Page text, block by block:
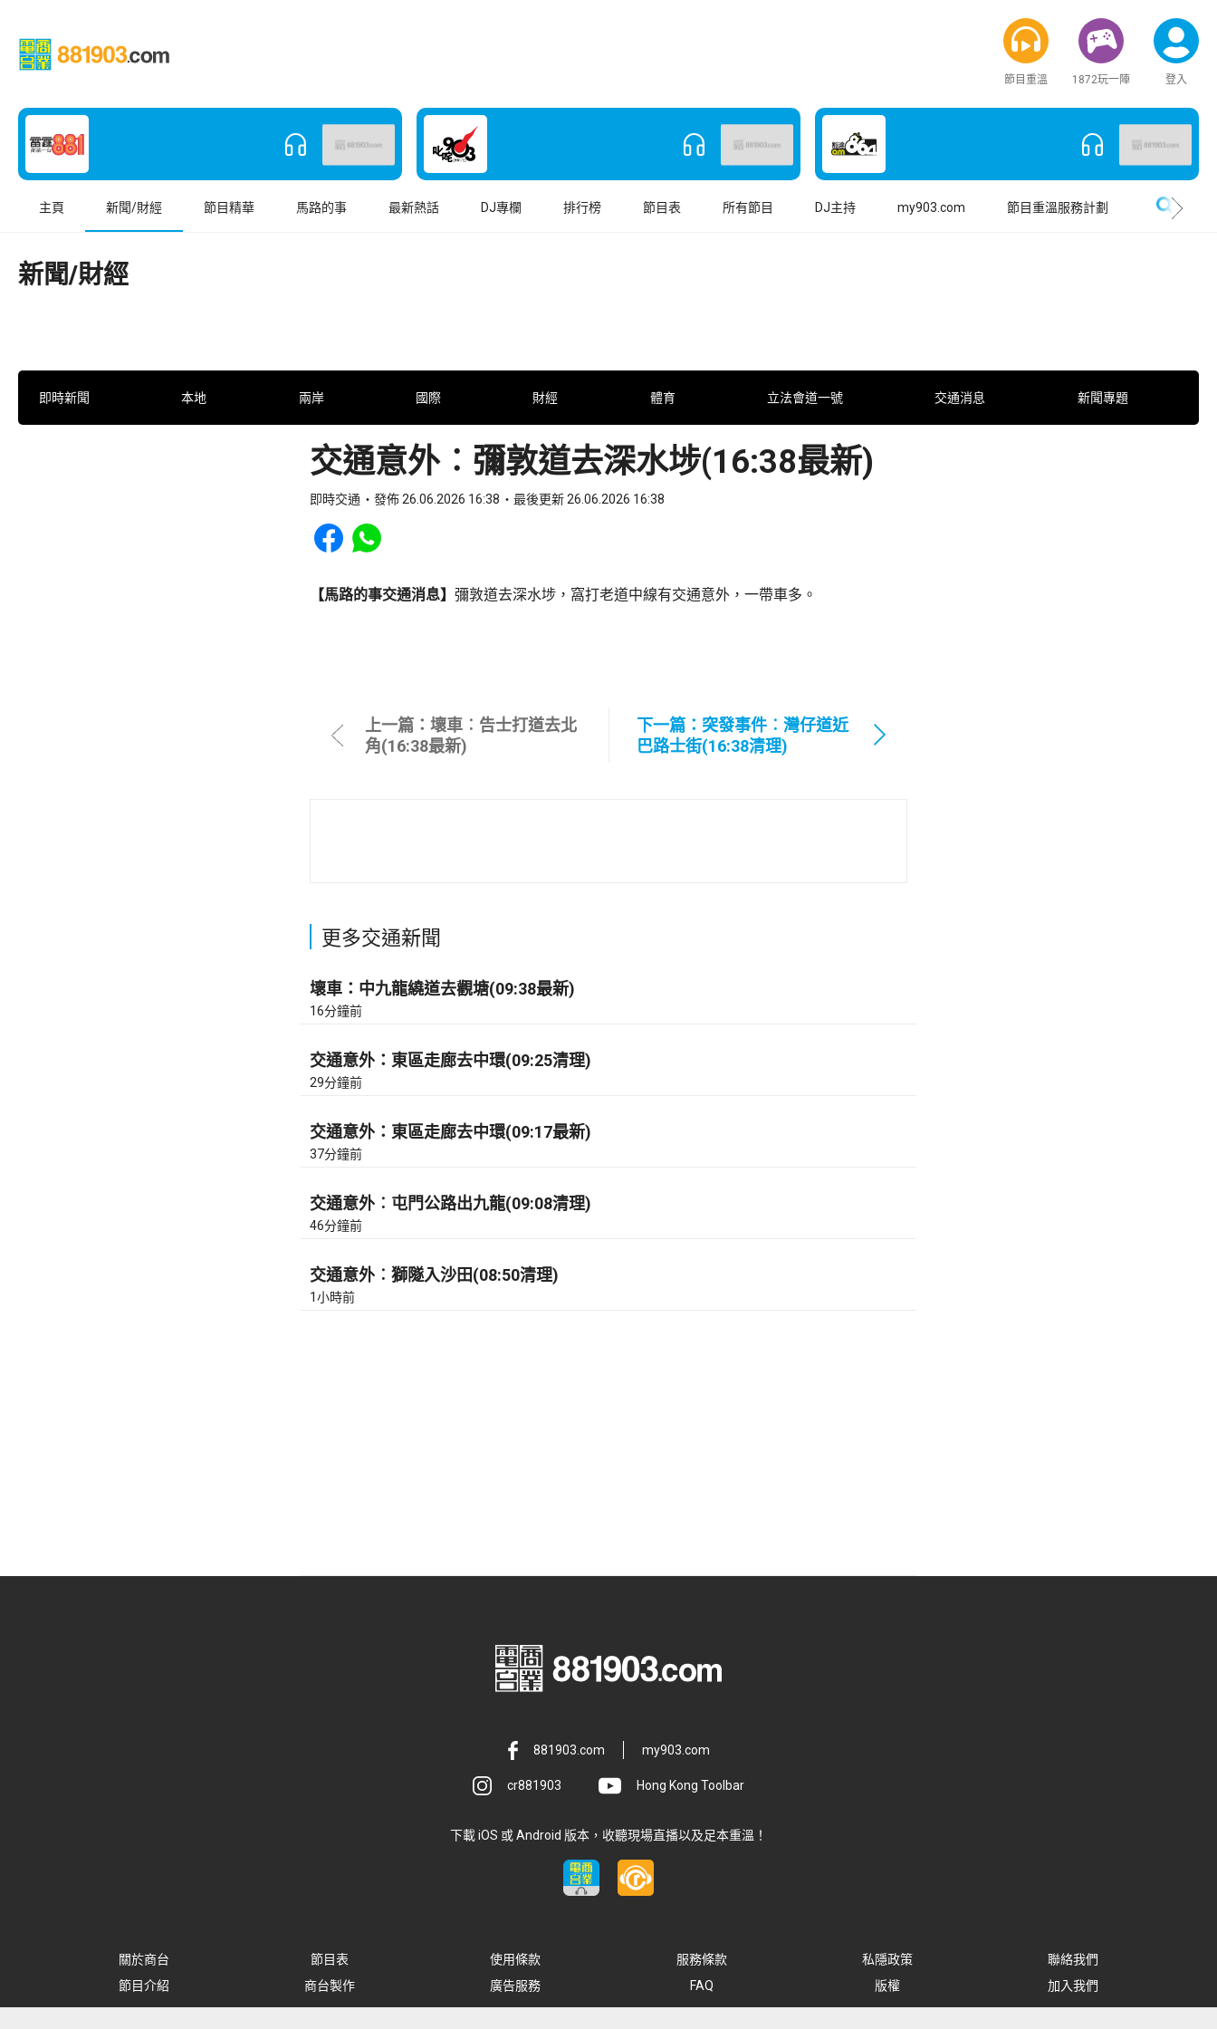
節目重溫 1872玩一陣 登入
主頁 新聞/財經 節目精華 馬路的事 最新熱話 DJ專欄 排行榜 節目表 所有節目 DJ主持 my903.com 節目重溫服務計劃
新聞/財經
即時新聞 本地 兩岸 國際 財經 體育 立法會道一號 交通消息 新聞專題
交通意外︰彌敦道去深水埗(16:38最新)
即時交通 發佈 26.06.2026 16:38 最後更新 26.06.2026 16:38
Share to Facebook
Share to WhatsApp
【馬路的事交通消息】 彌敦道去深水埗，窩打老道中線有交通意外，一帶車多。
上一篇：壞車︰告士打道去北
角(16:38最新)
下一篇：突發事件︰灣仔道近
巴路士街(16:38清理)
更多交通新聞
壞車：中九龍繞道去觀塘(09:38最新)
16分鐘前
交通意外：東區走廊去中環(09:25清理)
29分鐘前
交通意外：東區走廊去中環(09:17最新)
37分鐘前
交通意外︰屯門公路出九龍(09:08清理)
46分鐘前
交通意外︰獅隧入沙田(08:50清理)
1小時前
881903.com my903.com
cr881903 Hong Kong Toolbar
下載 iOS 或 Android 版本，收聽現場直播以及足本重溫！
關於商台 節目表 使用條款 服務條款 私隱政策
聯絡我們
節目介紹
商台製作 廣告服務 FAQ 版權 加入我們